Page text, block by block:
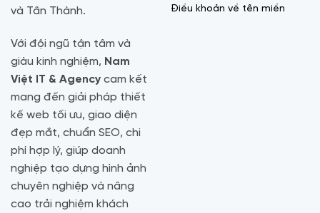
và Tân Thành.
Với đội ngũ tận tâm và
giàu kinh nghiệm, Nam
Việt IT & Agency cam kết
mang đến giải pháp thiết
kế web tối ưu, giao diện
đẹp mắt, chuẩn SEO, chi
phí hợp lý, giúp doanh
nghiệp tạo dựng hình ảnh
chuyên nghiệp và nâng
cao trải nghiệm khách
Điều khoản về tên miền